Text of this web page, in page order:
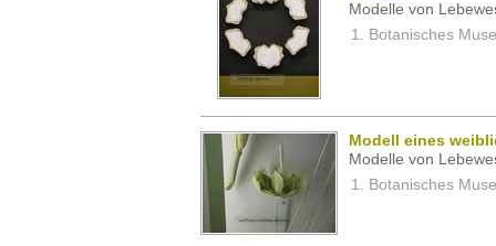
Modelle von
Botanisches
Modell eines
Modelle von
Botanisches